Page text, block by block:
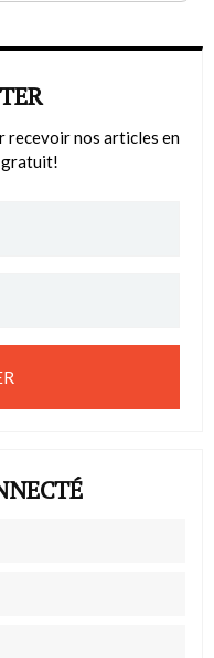
recevoir nos articles en
gratuit!